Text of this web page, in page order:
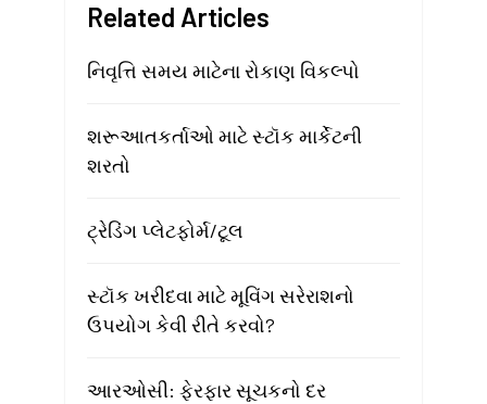
Related Articles
નિવૃત્તિ સમય માટેના રોકાણ વિકલ્પો
શરૂઆતકર્તાઓ માટે સ્ટૉક માર્કેટની
શરતો
ટ્રેડિંગ પ્લેટફોર્મ/ટૂલ
સ્ટૉક ખરીદવા માટે મૂવિંગ સરેરાશનો
ઉપયોગ કેવી રીતે કરવો?
આરઓસી: ફેરફાર સૂચકનો દર